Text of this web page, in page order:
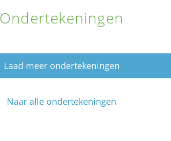
Ondertekeningen
Laad meer ondertekeningen
Naar alle ondertekeningen